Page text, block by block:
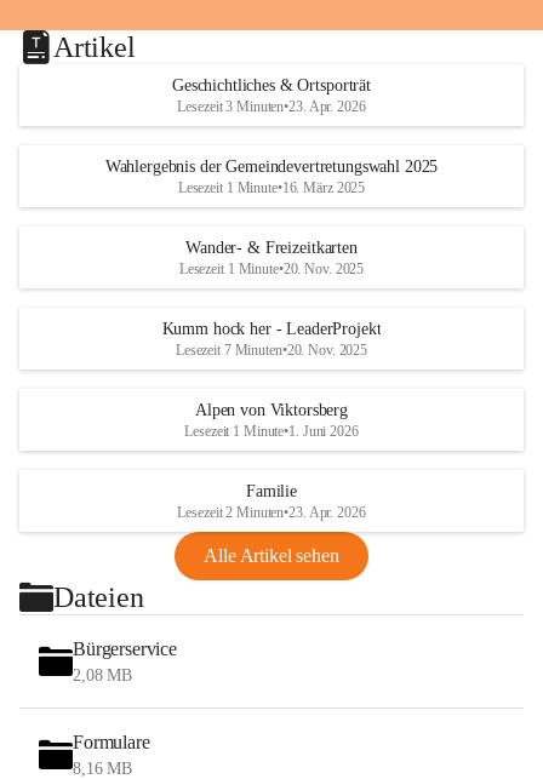
Artikel
Geschichtliches & Ortsporträt
Lesezeit 3 Minuten•23. Apr. 2026
Wahlergebnis der Gemeindevertretungswahl 2025
Lesezeit 1 Minute•16. März 2025
Wander- & Freizeitkarten
Lesezeit 1 Minute•20. Nov. 2025
Kumm hock her - LeaderProjekt
Lesezeit 7 Minuten•20. Nov. 2025
Alpen von Viktorsberg
Lesezeit 1 Minute•1. Juni 2026
Familie
Lesezeit 2 Minuten•23. Apr. 2026
Alle Artikel sehen
Dateien
Bürgerservice
2,08 MB
Formulare
8,16 MB